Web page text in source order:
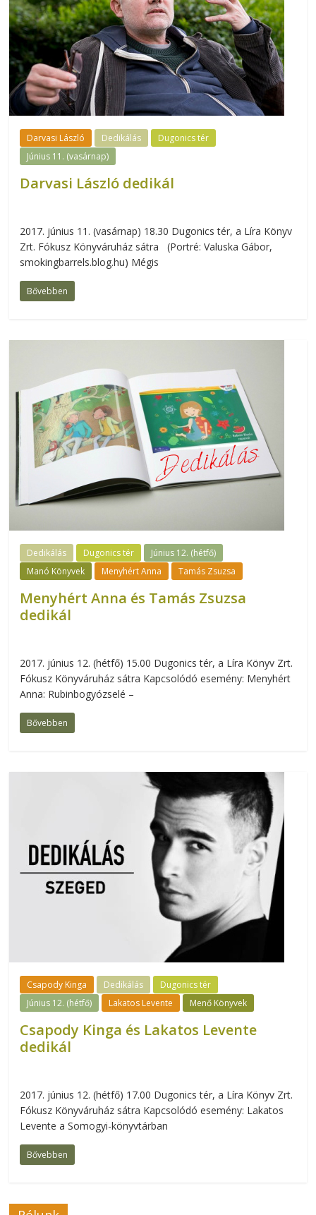
Darvasi László Dedikálás
Dugonics tér
Június 11. (vasárnap)
Darvasi László dedikál
2017. június 11. (vasárnap) 18.30 Dugonics tér, a Líra Könyv
Zrt. Fókusz Könyváruház sátra (Portré: Valuska Gábor,
smokingbarrels.blog.hu) Mégis
Bővebben
Dedikálás Dugonics tér
Június 12. (hétfő)
Manó Könyvek
Menyhért Anna Tamás Zsuzsa
Menyhért Anna és Tamás Zsuzsa
dedikál
2017. június 12. (hétfő) 15.00 Dugonics tér, a Líra Könyv Zrt.
Fókusz Könyváruház sátra Kapcsolódó esemény: Menyhért
Anna: Rubinbogyózselé –
Bővebben
Csapody Kinga Dedikálás
Dugonics tér
Június 12. (hétfő)
Lakatos Levente Menő Könyvek
Csapody Kinga és Lakatos Levente
dedikál
2017. június 12. (hétfő) 17.00 Dugonics tér, a Líra Könyv Zrt.
Fókusz Könyváruház sátra Kapcsolódó esemény: Lakatos
Levente a Somogyi-könyvtárban
Bővebben